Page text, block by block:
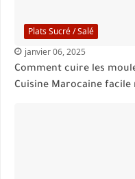
Plats Sucré / Salé
janvier 06, 2025
Comment cuire les
Cuisine Marocaine facile